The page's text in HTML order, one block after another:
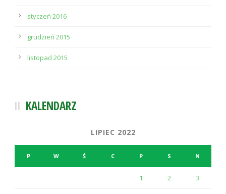
styczeń 2016
grudzień 2015
listopad 2015
KALENDARZ
LIPIEC 2022
P W Ś C P S N
1 2 3